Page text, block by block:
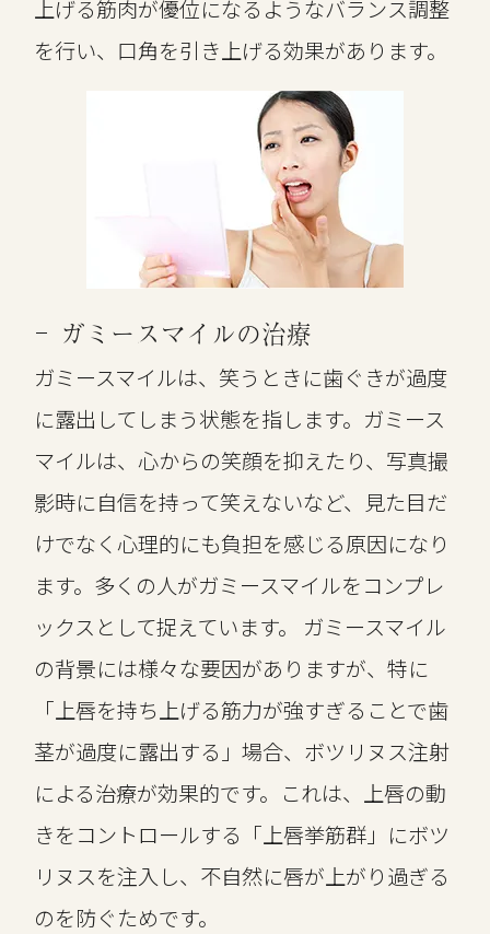
上げる筋肉が優位になるようなバランス調整
を行い、口角を引き上げる効果があります。
ガミースマイルの治療
ガミースマイルは、笑うときに歯ぐきが過度
に露出してしまう状態を指します。ガミース
マイルは、心からの笑顔を抑えたり、写真撮
影時に自信を持って笑えないなど、見た目だ
けでなく心理的にも負担を感じる原因になり
ます。多くの人がガミースマイルをコンプレ
ックスとして捉えています。 ガミースマイル
の背景には様々な要因がありますが、特に
「上唇を持ち上げる筋力が強すぎることで歯
茎が過度に露出する」場合、 ボツリヌス注射
による治療が効果的です。これは、上唇の動
きをコントロールする「上唇挙筋群」にボツ
リヌスを注入し、不自然に唇が上がり過ぎる
のを防ぐためです。